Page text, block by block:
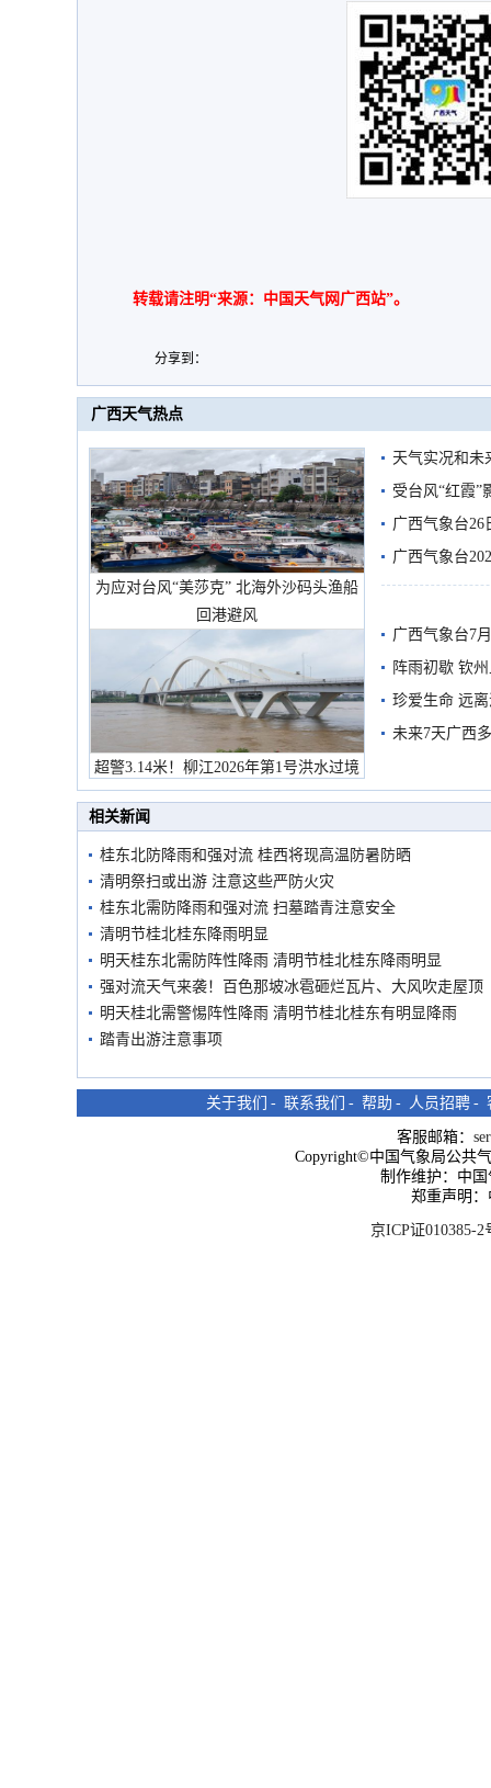
转载请注明“来源：中国天气网广西站”。
分享到：
广西天气热点
为应对台风“美莎克” 北海外沙码头渔船
回港避风
超警3.14米！柳江2026年第1号洪水过境
市民在堤岸见证汛况
天气实况和未
受台风“红霞”
有较强降雨
广西气象台26
广西气象台
预警
广西气象台7
阵雨初歇 钦
珍爱生命 远
未来7天广西
相关新闻
桂东北防降雨和强对流 桂西将现高温防暑防晒
清明祭扫或出游 注意这些严防火灾
桂东北需防降雨和强对流 扫墓踏青注意安全
清明节桂北桂东降雨明显
明天桂东北需防阵性降雨 清明节桂北桂东降雨明显
强对流天气来袭！百色那坡冰雹砸烂瓦片、大风吹走屋顶
明天桂北需警惕阵性降雨 清明节桂北桂东有明显降雨
踏青出游注意事项
关于我们 - 联系我们 - 帮助 - 人员招聘 -
客服邮箱：
Copyright©中国气象局公共
制作维护：中
郑重声明
京ICP证010385-2